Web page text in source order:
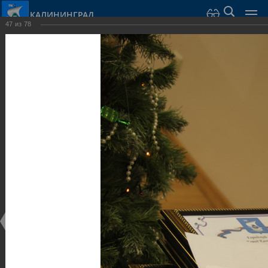
КАЛИНИНГРАД
Администрация
Взаимодействие с общественностью
›
Общегородской форум «Общественные и некоммерческие
организации в Калининграде: укрепление единства
российской нации в развитии институтов гражданского
общества в 2015 году» (учебный корпус Западного филиала
РАНХиГС, ул. Артиллерийская, г. Калининград, фот
Общегородской форум «Общественные и
некоммерческие организации в Калининграде:
укрепление единства российской нации в развитии
институтов гражданского общества в 2015 году»
(учебный корпус Западного филиала РАНХиГС, ул.
Артиллерийская, г. Калининград, фот
17.12.2015
47 из 78